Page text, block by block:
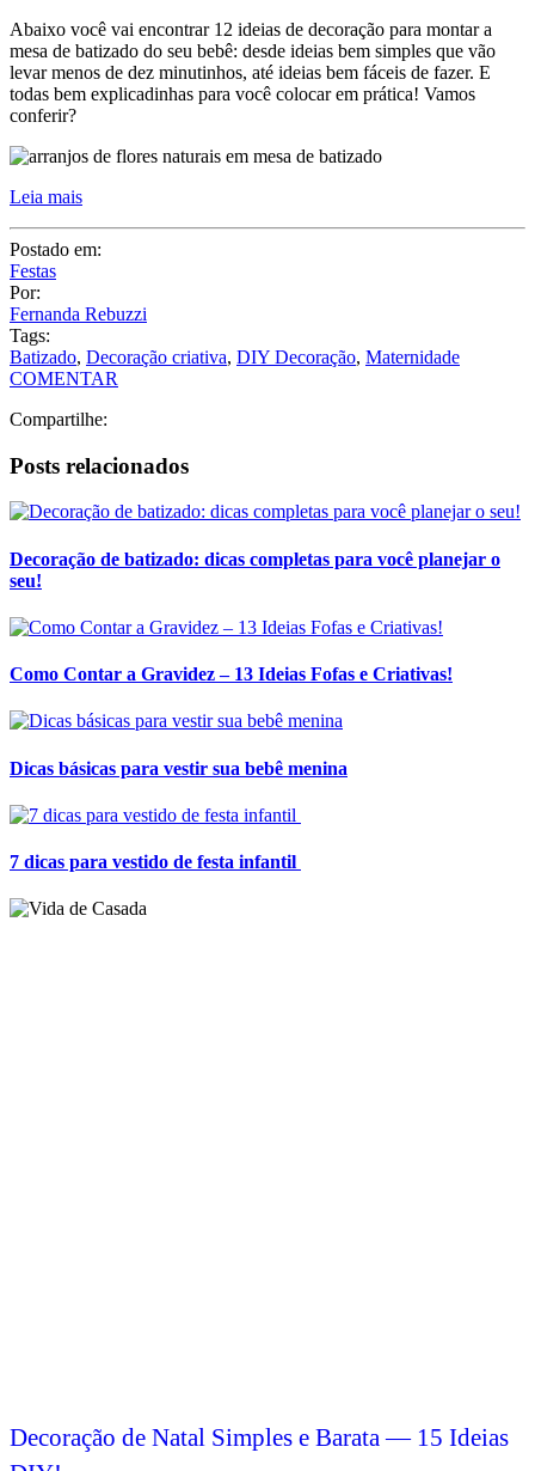
Abaixo você vai encontrar 12 ideias de decoração para montar a
mesa de batizado do seu bebê: desde ideias bem simples que vão
levar menos de dez minutinhos, até ideias bem fáceis de fazer. E
todas bem explicadinhas para você colocar em prática! Vamos
conferir?
Leia mais
Postado em:
Festas
Por:
Fernanda Rebuzzi
Tags:
Batizado, Decoração criativa, DIY Decoração, Maternidade
COMENTAR
Compartilhe:
Posts relacionados
Decoração de batizado: dicas completas para você planejar o
seu!
Como Contar a Gravidez – 13 Ideias Fofas e Criativas!
Dicas básicas para vestir sua bebê menina
7 dicas para vestido de festa infantil
Decoração de Natal Simples e Barata — 15 Ideias